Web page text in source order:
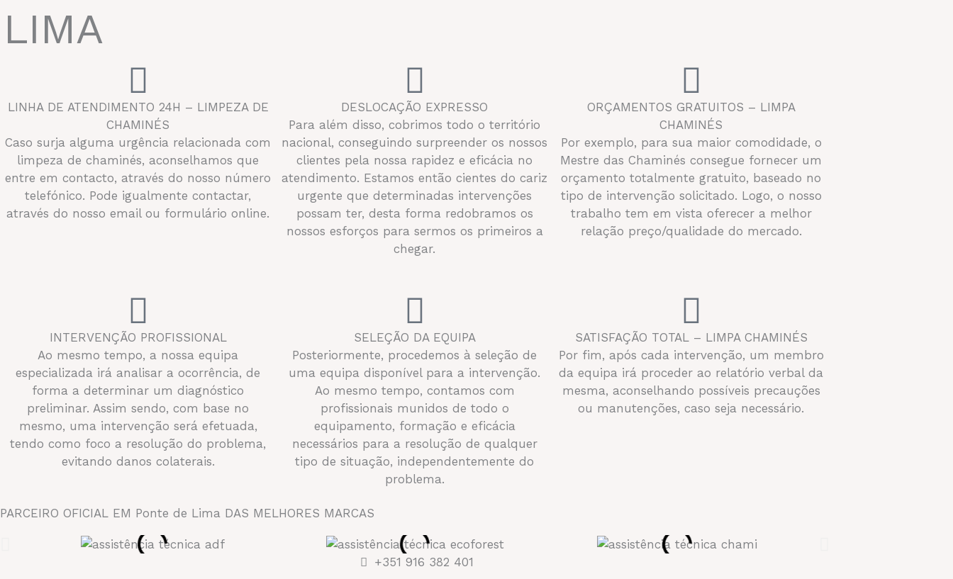
LIMA
LINHA DE ATENDIMENTO 24H – LIMPEZA DE
CHAMINÉS
Caso surja alguma urgência relacionada com
limpeza de chaminés, aconselhamos que
entre em contacto, através do nosso número
telefónico. Pode igualmente contactar,
através do nosso email ou formulário online.
DESLOCAÇÃO EXPRESSO
Para além disso, cobrimos todo o território
nacional, conseguindo surpreender os nossos
clientes pela nossa rapidez e eficácia no
atendimento. Estamos então cientes do cariz
urgente que determinadas intervenções
possam ter, desta forma redobramos os
nossos esforços para sermos os primeiros a
chegar.
ORÇAMENTOS GRATUITOS – LIMPA
CHAMINÉS
Por exemplo, para sua maior comodidade, o
Mestre das Chaminés consegue fornecer um
orçamento totalmente gratuito, baseado no
tipo de intervenção solicitado. Logo, o nosso
trabalho tem em vista oferecer a melhor
relação preço/qualidade do mercado.
INTERVENÇÃO PROFISSIONAL
Ao mesmo tempo, a nossa equipa
especializada irá analisar a ocorrência, de
forma a determinar um diagnóstico
preliminar. Assim sendo, com base no
mesmo, uma intervenção será efetuada,
tendo como foco a resolução do problema,
evitando danos colaterais.
SELEÇÃO DA EQUIPA
Posteriormente, procedemos à seleção de
uma equipa disponível para a intervenção.
Ao mesmo tempo, contamos com
profissionais munidos de todo o
equipamento, formação e eficácia
necessários para a resolução de qualquer
tipo de situação, independentemente do
problema.
SATISFAÇÃO TOTAL – LIMPA CHAMINÉS
Por fim, após cada intervenção, um membro
da equipa irá proceder ao relatório verbal da
mesma, aconselhando possíveis precauções
ou manutenções, caso seja necessário.
PARCEIRO OFICIAL EM Ponte de Lima DAS MELHORES MARCAS
+351 916 382 401